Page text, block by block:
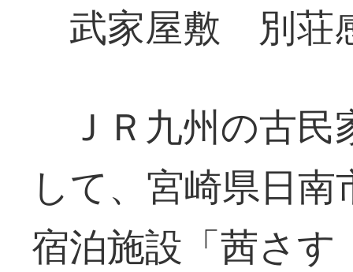
武家屋敷 別荘
ＪＲ九州の古民
して、宮崎県日
宿泊施設「茜さ